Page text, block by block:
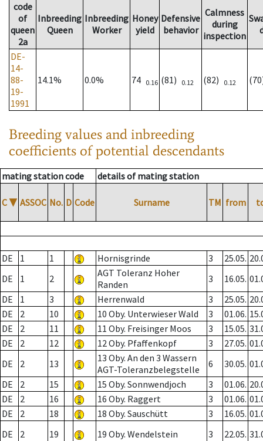
code
of
queen
2a
Inbreeding
Queen
Inbreeding
Worker
Honey
yield
Defensive
behavior
Calmness
during
inspection
DE-
14-
88-
19-
1991
14.1% 0.0% 74 0.16 (81) 0.12 (82) 0.12
Breeding values and inbreeding
coefficients of potential descendants
mating station code details of mating station
C ▼ ASSOC No. D Code Surname TM from
DE 1 1 Hornisgrinde 3 25.05.
DE
1 2
AGT Toleranz Hoher
Randen
3 16.05.
DE
1 3 Herrenwald 3 25.05.
DE
2 10 10 Oby. Unterwieser Wald 3 01.06.
DE
2 11 11 Oby. Freisinger Moos 3 15.05.
DE
2 12 12 Oby. Pfaffenkopf 3 27.05.
DE
2 13
13 Oby. An den 3 Wassern
AGT-Toleranzbelegstelle
6 30.05.
DE
2 15 15 Oby. Sonnwendjoch 3 01.06.
DE
2 16 16 Oby. Raggert 3 01.06.
DE
2 18 18 Oby. Sauschütt 3 16.05.
DE
2 19 19 Oby. Wendelstein 3 22.05.